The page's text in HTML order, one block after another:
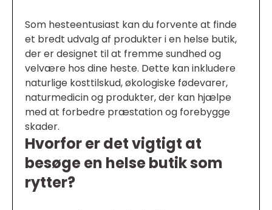
Som hesteentusiast kan du forvente at finde
et bredt udvalg af produkter i en helse butik,
der er designet til at fremme sundhed og
velvære hos dine heste. Dette kan inkludere
naturlige kosttilskud, økologiske fødevarer,
naturmedicin og produkter, der kan hjælpe
med at forbedre præstation og forebygge
skader.
Hvorfor er det vigtigt at
besøge en helse butik som
rytter?